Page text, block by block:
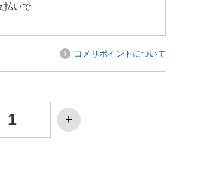
払いで
コメリポイントについて